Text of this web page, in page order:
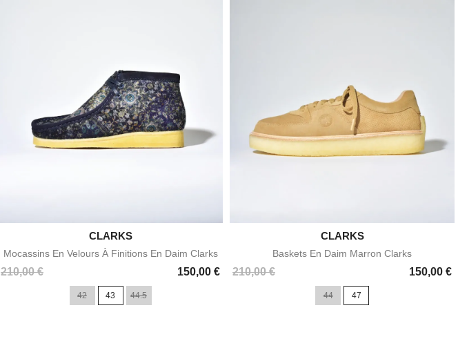
Aperçu rapide
CLARKS
Mocassins En Velours À Finitions En Daim Clarks
210,00 € 150,00 €
Prix
42 43 44.5
Aperçu rapide
CLARKS
Baskets En Daim Marron Clarks
210,00 € 150,00 €
Prix
44 47